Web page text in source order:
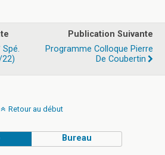
Spé.
22)
Publication Suivante
Programme Colloque Pierre
De Coubertin
Retour au début
Bureau